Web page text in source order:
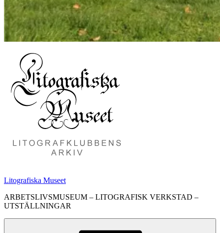
Litografiska Museet
ARBETSLIVSMUSEUM – LITOGRAFISK VERKSTAD –
UTSTÄLLNINGAR